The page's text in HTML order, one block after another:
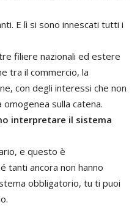
E lì si sono innescati tutti i
filiere nazionali ed estere
tra il commercio, la
con degli interessi che non
sulla catena.
interpretare il sistema
e questo è
tanti ancora non hanno
obbligatorio, tu ti puoi